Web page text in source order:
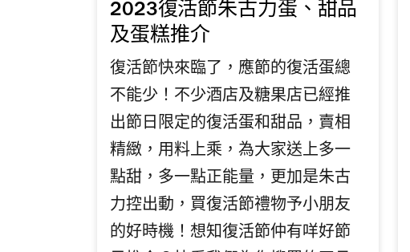
2023復活節朱古力蛋、甜品
及蛋糕推介
復活節快來臨了，應節的復活蛋總
不能少！不少酒店及糖果店已經推
出節日限定的復活蛋和甜品，賣相
精緻，用料上乘，為大家送上多一
點甜，多一點正能量，更加是朱古
力控出動，買復活節禮物予小朋友
的好時機！想知復活節仲有咩好節